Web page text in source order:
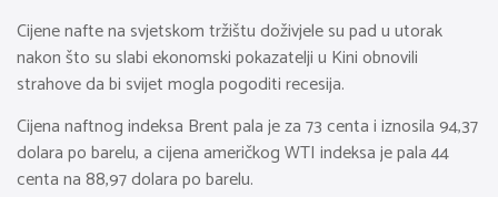
Cijene nafte na svjetskom tržištu doživjele su pad u utorak
nakon što su slabi ekonomski pokazatelji u Kini obnovili
strahove da bi svijet mogla pogoditi recesija.
Cijena naftnog indeksa Brent pala je za 73 centa i iznosila 94,37
dolara po barelu, a cijena američkog WTI indeksa je pala 44
centa na 88,97 dolara po barelu.